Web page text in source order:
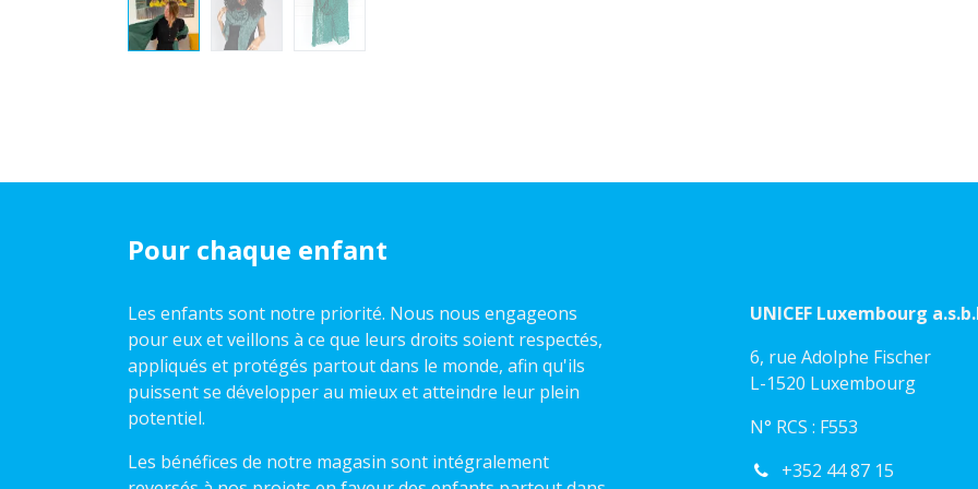
Pour chaque enfant
Les enfants sont notre priorité. Nous nous engageons
pour eux et veillons à ce que leurs droits soient respectés,
appliqués et protégés partout dans le monde, afin qu'ils
puissent se développer au mieux et atteindre leur plein
potentiel.
Les bénéfices de notre magasin sont intégralement
UNICEF Luxembourg
6, rue Adolphe Fischer
L-1520 Luxembourg
N° RCS : F553
+352 44 87 15